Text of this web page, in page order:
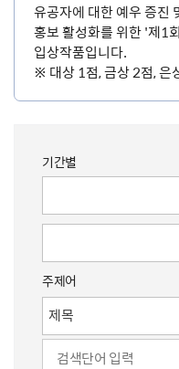
유공자에 대한 예우 증진
홍보 활성화를 위한 '제1
입상작품입니다.
※ 대상 1점, 금상 2점, 은
기간별
주제어